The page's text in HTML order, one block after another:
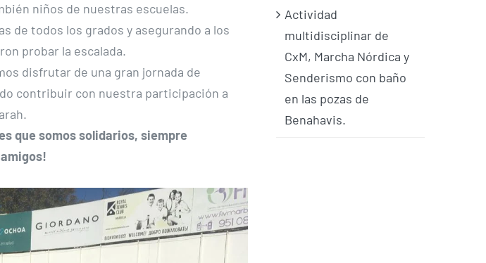
niños de nuestras escuelas.
de todos los grados y asegurando a los
probar la escalada.
disfrutar de una gran jornada de
contribuir con nuestra participación a
que somos solidarios, siempre
Actividad
multidisciplinar de
CxM, Marcha Nórdica y
Senderismo con baño
en las pozas de
Benahavis.